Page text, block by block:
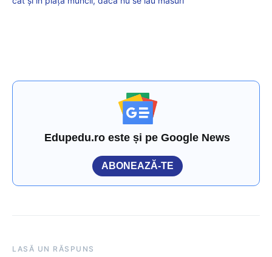
Edupedu.ro este și pe Google News
ABONEAZĂ-TE
LASĂ UN RĂSPUNS